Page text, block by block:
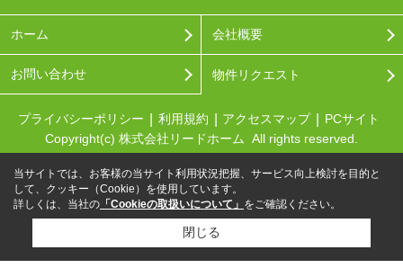
ホーム 会社概要
お問い合わせ 物件リクエスト
プライバシーポリシー 利用規約 アクセスマップ
PCサイト
Copyright(c) 株式会社リードホーム All rights reserved.
当サイトでは、お客様の当サイト利用状況把握、サービス向上検討を目的と
して、クッキー（Cookie）を使用しています。
詳しくは、当社の 「Cookieの取扱いについて」 をご確認ください。
閉じる